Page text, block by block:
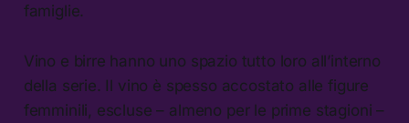
famiglie.
Vino e birre hanno uno spazio tutto loro all’interno
della serie. Il vino è spesso accostato alle figure
femminili, escluse – almeno per le prime stagioni –